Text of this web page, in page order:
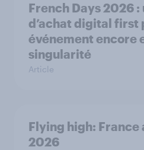
French Days 2026
d’achat digital first
événement encore
singularité
Article
Flying high:
2026